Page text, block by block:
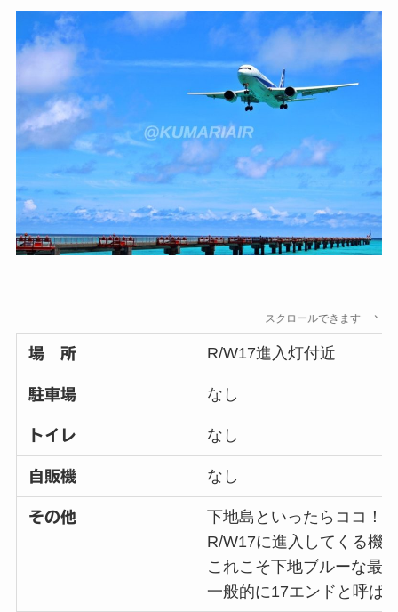
スクロールできます
場 所 R/W17進入灯付近
駐車場 なし
トイレ なし
自販機 なし
その他
下地島といったらココ！
R/W17に進入してくる機
これこそ下地ブルーな最
一般的に17エンドと呼ば